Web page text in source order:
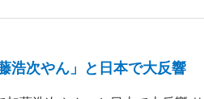
浩次やん」と日本で大反響